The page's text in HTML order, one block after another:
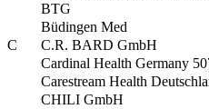
BTG
Büdingen Med
C
C.R. BARD GmbH
Cardinal Health Germany
Carestream Health
CHILI GmbH